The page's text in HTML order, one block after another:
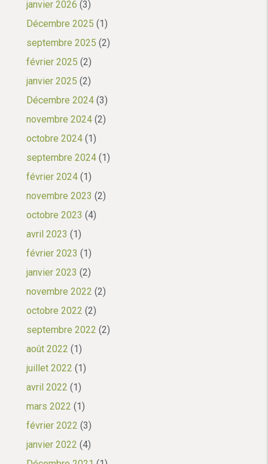
janvier 2026 (3)
Décembre 2025 (1)
septembre 2025 (2)
février 2025 (2)
janvier 2025 (2)
Décembre 2024 (3)
novembre 2024 (2)
octobre 2024 (1)
septembre 2024 (1)
février 2024 (1)
novembre 2023 (2)
octobre 2023 (4)
avril 2023 (1)
février 2023 (1)
janvier 2023 (2)
novembre 2022 (2)
octobre 2022 (2)
septembre 2022 (2)
août 2022 (1)
juillet 2022 (1)
avril 2022 (1)
mars 2022 (1)
février 2022 (3)
janvier 2022 (4)